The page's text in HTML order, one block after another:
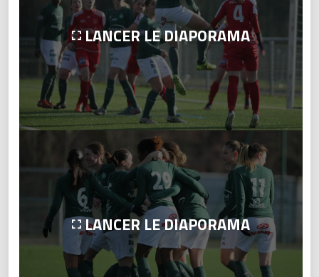
LANCER LE DIAPORAMA
LANCER LE DIAPORAMA